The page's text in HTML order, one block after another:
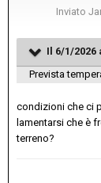
Inviato
Il 6/1/2026
Prevista
condizioni che ci
lamentarsi che è
terreno?